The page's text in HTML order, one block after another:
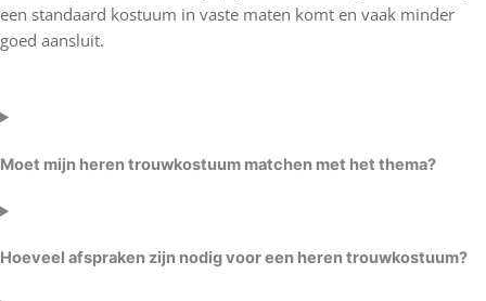
een standaard kostuum in vaste maten komt en vaak minder
goed aansluit.
Moet mijn heren trouwkostuum matchen met het thema?
Hoeveel afspraken zijn nodig voor een heren trouwkostuum?